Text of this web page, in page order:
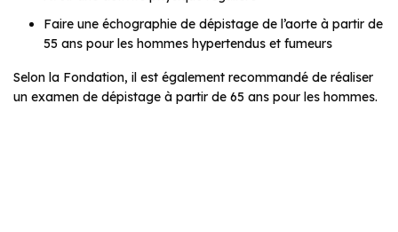
Faire une échographie de dépistage de l’aorte à partir de
55 ans pour les hommes hypertendus et fumeurs
Selon la Fondation, il est également recommandé de réaliser
un examen de dépistage à partir de 65 ans pour les hommes.